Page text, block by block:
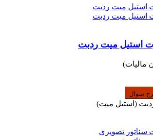
استیل میت ردبت
مالیات)
سوال